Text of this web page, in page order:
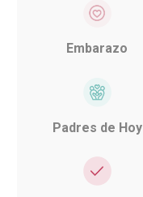
Embarazo
Padres de Hoy